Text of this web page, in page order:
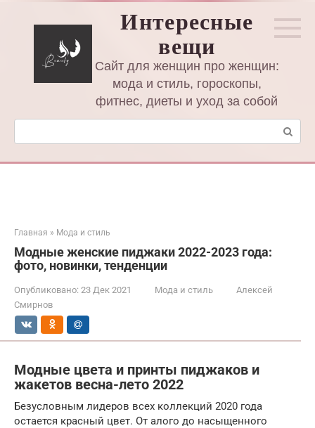
Интересные
вещи
Сайт для женщин про женщин:
мода и стиль, гороскопы,
фитнес, диеты и уход за собой
Поиск:
Главная » Мода и стиль
Модные женские пиджаки 2022-2023 года:
фото, новинки, тенденции
Опубликовано: 23 Дек 2021 Мода и стиль
Алексей
Смирнов
Модные цвета и принты пиджаков и
жакетов весна-лето 2022
Безусловным лидеров всех коллекций 2020 года
остается красный цвет. От алого до насыщенного